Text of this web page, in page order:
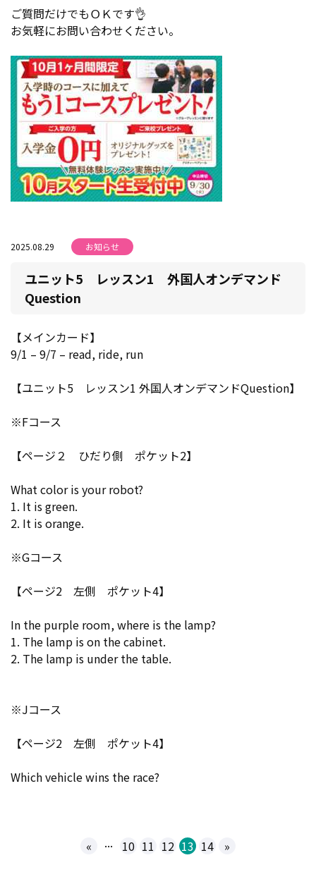
ご質問だけでもＯＫです👌
お気軽にお問い合わせください。
2025.08.29 お知らせ
ユニット5 レッスン1 外国人オンデマンド
Question
【メインカード】
9/1 – 9/7 – read, ride, run
【ユニット5 レッスン1 外国人オンデマンドQuestion】
※Fコース
【ページ２ ひだり側 ポケット2】
What color is your robot?
1. It is green.
2. It is orange.
※Gコース
【ページ2 左側 ポケット4】
In the purple room, where is the lamp?
1. The lamp is on the cabinet.
2. The lamp is under the table.
※Jコース
【ページ2 左側 ポケット4】
Which vehicle wins the race?
« ... 10 11 12 13 14 »